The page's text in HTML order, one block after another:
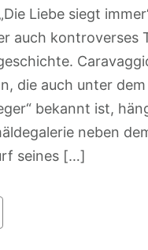
Liebe siegt
auch kontroverses
die auch unter
bekannt ist,
neben
seines […]